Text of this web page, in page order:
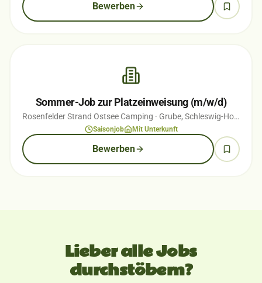
Bewerben
Sommer-Job zur Platzeinweisung (m/w/d)
Rosenfelder Strand Ostsee Camping · Grube, Schleswig-Holstein
Saisonjob Mit Unterkunft
Bewerben
Lieber alle Jobs
durchstöbern?